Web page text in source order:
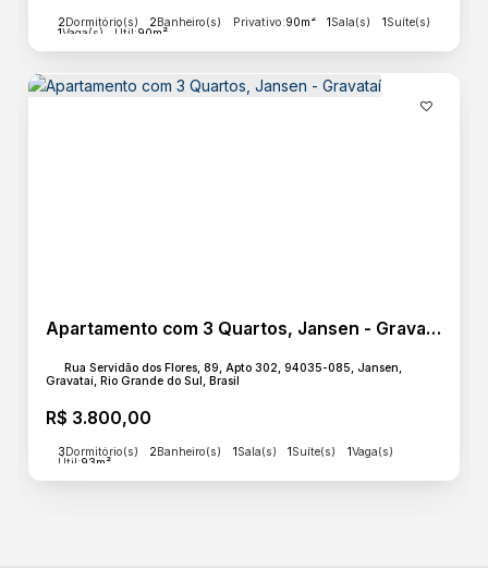
2Dormitório(s) 2Banheiro(s) Privativo:90m² 1Sala(s) 1Suíte(s)
1Vaga(s) Útil:90m²
Apartamento com 3 Quartos, Jansen - Gravataí
R$ 3.800,00
Rua Servidão dos Flores, 89, Apto 302, 94035-085, Jansen,
Gravataí, Rio Grande do Sul, Brasil
3Dormitório(s) 2Banheiro(s) 1Sala(s) 1Suíte(s) 1Vaga(s)
Útil:93m²